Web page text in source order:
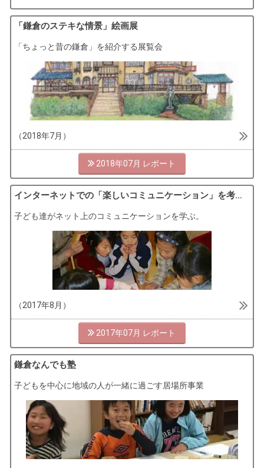
「鎌倉のステキな情景」絵画展
「ちょっと昔の鎌倉」を紹介する展覧会
（2018年7月）
2018年07月
インターネットでの「楽しいコミュニケーション」を考えよう！ワークショップ
子ども達がネット上のコミュニケーションを学ぶ。
（2017年8月）
2017年07月
鎌倉なんでも塾
子どもを中心に地域の人が一緒に過ごす居場所事業